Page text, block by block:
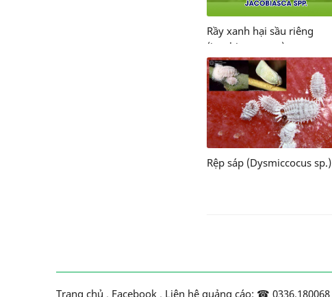
Rầy xanh hại sầu riêng
(jacobiasca spp.)
Rệp sáp (Dysmiccocus sp.)
Trang chủ . Facebook . Liên hệ quảng cáo: ☎ 0336.180068